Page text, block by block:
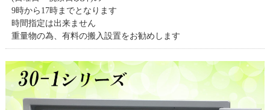
9時から17時までとなります
時間指定は出来ません
重量物の為、有料の搬入設置をお勧めします